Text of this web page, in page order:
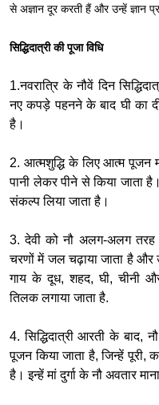
से अज्ञान दूर करती हैं और उन्हें ज्ञान
सिद्धिदात्री की पूजा विधि
1.नवरात्रि के नौवें दिन
नए कपड़े पहनने के बाद घी का
है।
2. आत्मशुद्धि के लिए आत्म पूजन
पानी लेकर पीने से किया जाता
संकल्प लिया जाता है।
3. देवी को नौ अलग-अलग तरह
चरणों में जल चढ़ाया जाता है और
गाय के दूध, शहद, घी, चीनी
तिलक लगाया जाता है.
4. सिद्धिदात्री आरती के
पूजन किया जाता है, जिन्हें पूरी,
है। इन्हें मां दुर्गा के नौ अवतार